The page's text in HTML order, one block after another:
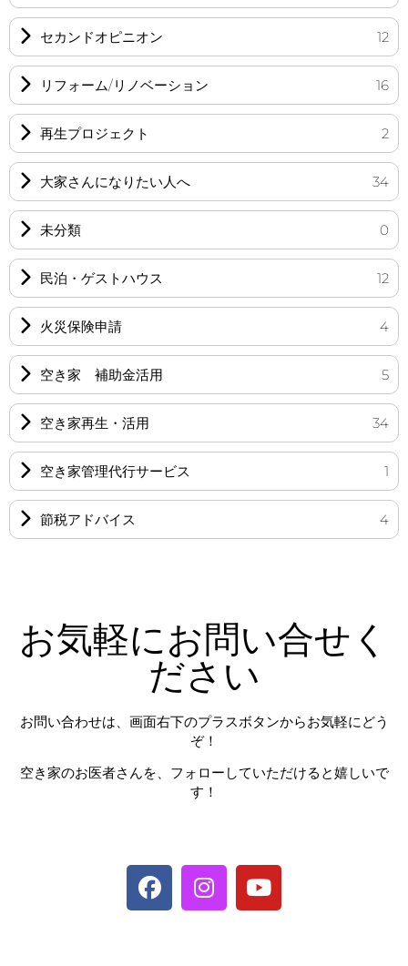
セカンドオピニオン 12
リフォーム/リノベーション 16
再生プロジェクト 2
大家さんになりたい人へ 34
未分類 0
民泊・ゲストハウス 12
火災保険申請 4
空き家 補助金活用 5
空き家再生・活用 34
空き家管理代行サービス 1
節税アドバイス 4
お気軽にお問い合せく
ださい
お問い合わせは、画面右下のプラスボタンからお気軽にどう
ぞ！
空き家のお医者さんを、フォローしていただけると嬉しいで
す！